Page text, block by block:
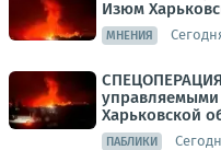
Изюм
МНЕНИЯ
Харьковской
ПАБЛИКИ